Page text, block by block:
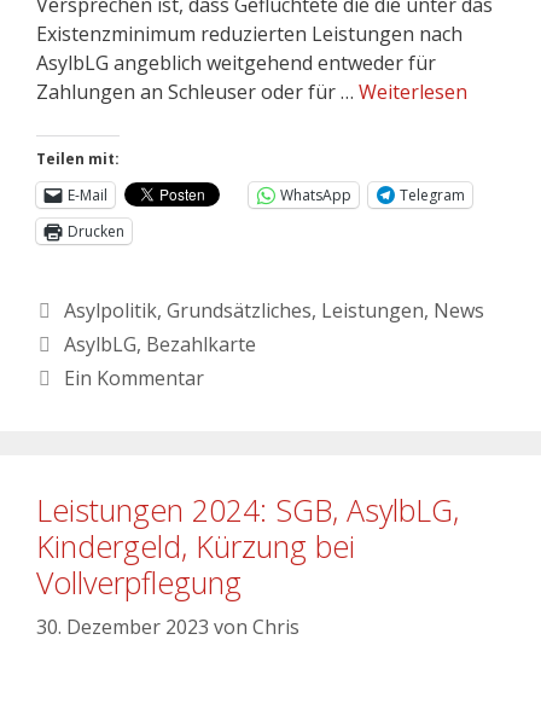
Existenzminimum reduzierten Leistungen nach
AsylbLG angeblich weitgehend entweder für
Zahlungen an Schleuser oder für … Weiterlesen
Teilen mit:
E-Mail
WhatsApp
Telegram
Drucken
Asylpolitik, Grundsätzliches, Leistungen, News
AsylbLG, Bezahlkarte
Ein Kommentar
Leistungen 2024: SGB, AsylbLG,
Kindergeld, Kürzung bei
Vollverpflegung
30. Dezember 2023 von Chris